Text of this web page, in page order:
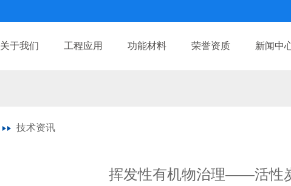
关于我们 工程应用 功能材料 荣誉资质 新闻中
技术资讯
挥发性有机物治理——活性